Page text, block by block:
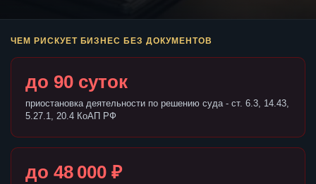
ЧЕМ РИСКУЕТ БИЗНЕС БЕЗ ДОКУМЕНТОВ
до 90 суток
приостановка деятельности по решению суда - ст. 6.3, 14.43,
5.27.1, 20.4 КоАП РФ
до 48 000 ₽